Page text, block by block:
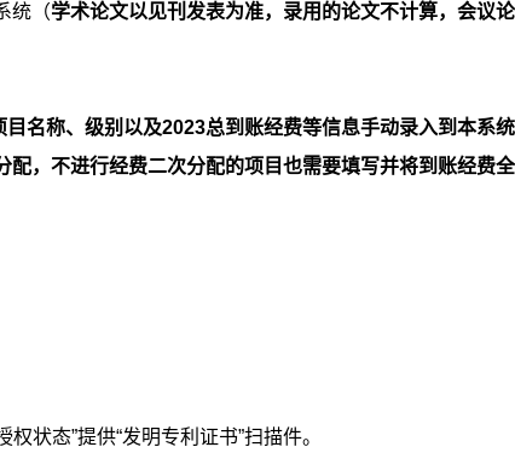
统（学术论文以见刊发表为准，录用的论文不计算，会议
名称、级别以及2023总到账经费等信息手动录入到本系统
，不进行经费二次分配的项目也需要填写并将到账经费
状态”提供“发明专利证书”扫描件。